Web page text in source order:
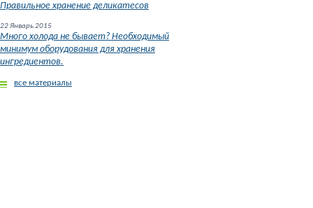
Правильное хранение деликатесов
22 Январь 2015
Много холода не бывает? Необходимый
минимум оборудования для хранения
ингредиентов.
все материалы